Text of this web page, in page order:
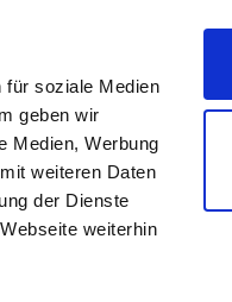
für soziale Medien
geben wir
Medien, Werbung
weiteren Daten
der Dienste
weiterhin
VERKÄUFER & VERMIETER
Nord